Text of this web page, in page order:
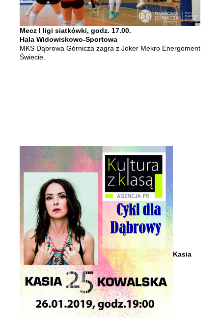
Mecz I ligi siatkówki, godz. 17.00.
Hala Widowiskowo-Sportowa
MKS Dąbrowa Górnicza zagra z Joker Mekro Energoment
Świecie.
Kasia